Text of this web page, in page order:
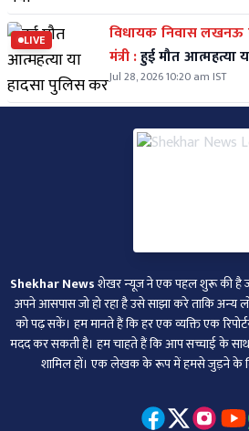
LIVE
विधायक निवास लखनऊ
मंत्री :हुई मौत आत्महत्या
Jul 28, 2026 10:20 am IST
Shekhar Newsशेखर न्‍यूज ने एक पहल शुरू की है
अपने आसपास जो हो रहा है उसे साझा करे ताकि अन्‍य
को पढ़ सकें। हम मानते हैं कि हर एक व्यक्ति एक
मदद कर सकती है। हम चाहते हैं कि आप सच्चाई के
शामिल हों। एक लेखक के रूप में हमसे जुड़ने के